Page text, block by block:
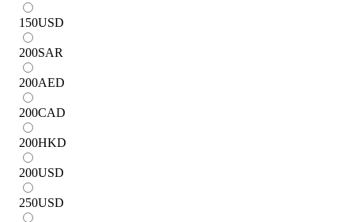
150USD
200SAR
200AED
200CAD
200HKD
200USD
250USD